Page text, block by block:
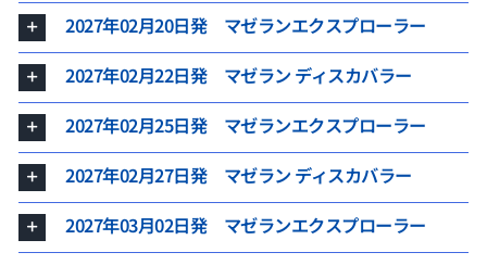
2027年02月20日発 マゼランエクスプローラー
2027年02月22日発 マゼラン ディスカバラー
2027年02月25日発 マゼランエクスプローラー
2027年02月27日発 マゼラン ディスカバラー
2027年03月02日発 マゼランエクスプローラー